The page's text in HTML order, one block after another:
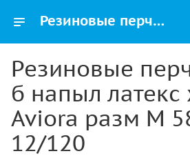
Резиновые перчатки с х/б напыл латекс хозяйств Aviora разм M 58гр 12/120 купить в Казани с доставкой оптом и в розницу
Резиновые
б напыл латекс
Aviora разм M
12/120